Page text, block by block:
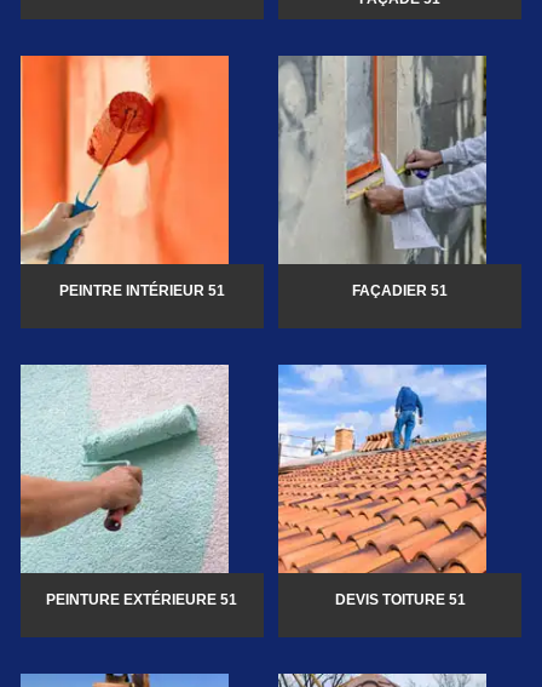
PEINTRE INTÉRIEUR 51 FAÇADIER 51
PEINTURE EXTÉRIEURE 51 DEVIS TOITURE 51